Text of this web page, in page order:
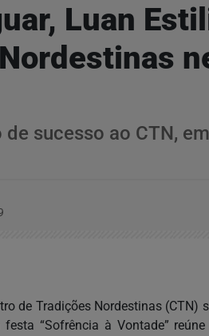
Luan
sucesso ao CTN,
de Tradições Nordestinas
“Sofrência à Vontade”